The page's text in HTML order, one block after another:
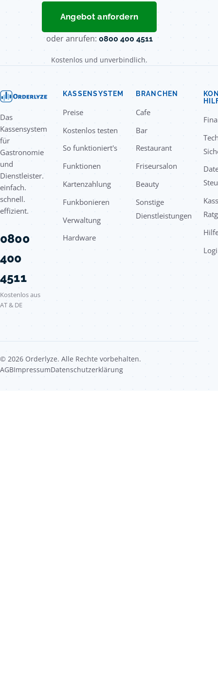
Angebot anfordern
oder anrufen: 0800 400 4511
Kostenlos und unverbindlich.
Das
Kassensystem
für
Gastronomie
und
Dienstleister.
einfach.
schnell.
effizient.
0800
400
4511
Kostenlos aus
AT & DE
KASSENSYSTEM
Preise
Kostenlos testen
So funktioniert's
Funktionen
Kartenzahlung
Funkbonieren
Verwaltung
Hardware
BRANCHEN
Cafe
Bar
Restaurant
Friseursalon
Beauty
Sonstige
Dienstleistungen
© 2026 Orderlyze. Alle Rechte vorbehalten.
AGBImpressumDatenschutzerklärung